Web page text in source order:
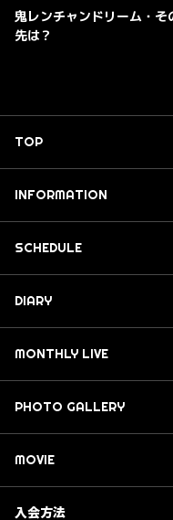
鬼レンチャンドリーム・そ
先は？
TOP
INFORMATION
SCHEDULE
DIARY
MONTHLY LIVE
PHOTO GALLERY
MOVIE
入会方法